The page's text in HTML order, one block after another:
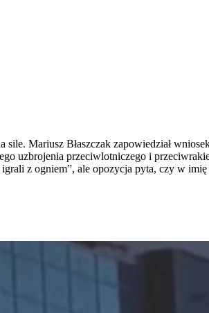
Mariusz Błaszczak zapowiedział
uzbrojenia przeciwlotniczego i
z ogniem”, ale opozycja pyta, czy w